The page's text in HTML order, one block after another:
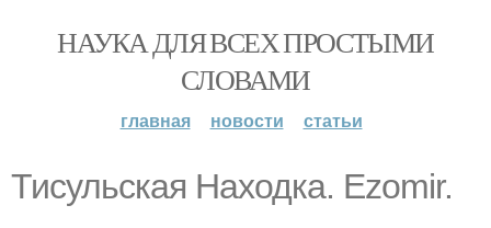
НАУКА ДЛЯ ВСЕХ ПРОСТЫМИ
СЛОВАМИ
главная новости статьи
Тисульская Находка. Ezomir.